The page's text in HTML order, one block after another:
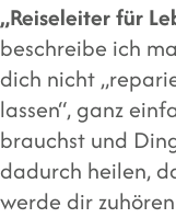
„Reiseleiter für
beschreibe ich
dich nicht
lassen“, ganz
brauchst und
dadurch heilen,
werde dir